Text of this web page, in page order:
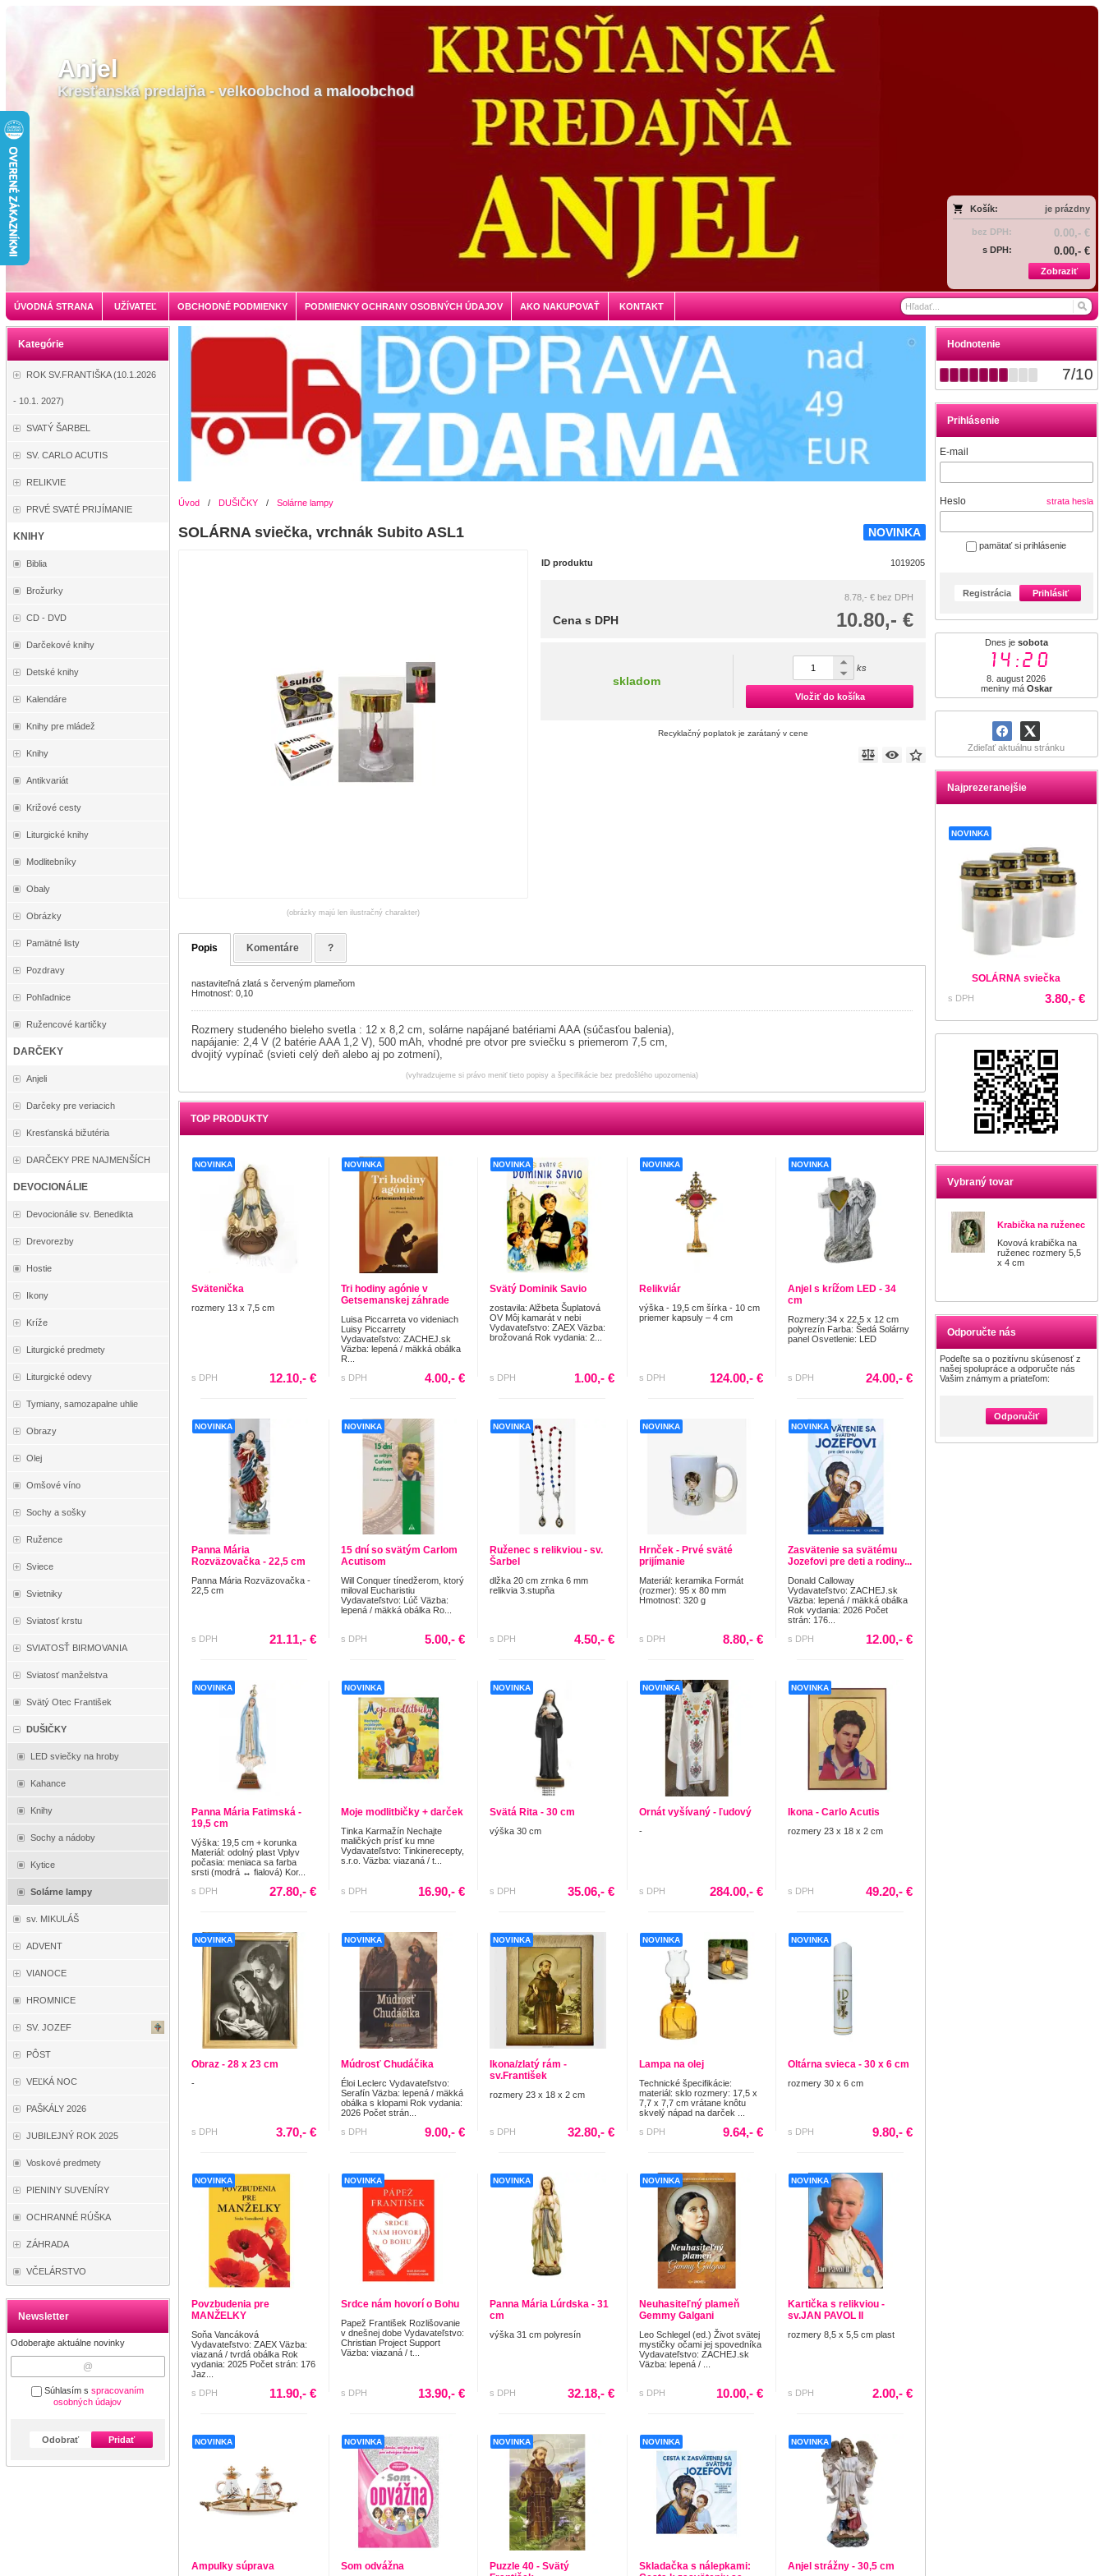
Košík: je prázdny
bez DPH: 0.00,- €
s DPH: 0.00,- €
Zobraziť
Anjel
Kresťanská predajňa - velkoobchod a maloobchod
ÚVODNÁ STRANA UŽÍVATEĽ OBCHODNÉ PODMIENKY PODMIENKY OCHRANY OSOBNÝCH ÚDAJOV AKO NAKUPOVAŤ KONTAKT
Kategórie
ROK SV.FRANTIŠKA (10.1.2026
- 10.1. 2027)
SVATÝ ŠARBEL
SV. CARLO ACUTIS
RELIKVIE
PRVÉ SVATÉ PRIJÍMANIE
KNIHY
Biblia
Brožurky
CD - DVD
Darčekové knihy
Detské knihy
Kalendáre
Knihy pre mládež
Knihy
Antikvariát
Križové cesty
Liturgické knihy
Modlitebníky
Obaly
Obrázky
Pamätné listy
Pozdravy
Pohľadnice
Ružencové kartičky
DARČEKY
Anjeli
Darčeky pre veriacich
Kresťanská bižutéria
DARČEKY PRE NAJMENŠÍCH
DEVOCIONÁLIE
Devocionálie sv. Benedikta
Drevorezby
Hostie
Ikony
Kríže
Liturgické predmety
Liturgické odevy
Tymiany, samozapalne uhlie
Obrazy
Olej
Omšové víno
Sochy a sošky
Ružence
Sviece
Svietniky
Sviatosť krstu
SVIATOSŤ BIRMOVANIA
Sviatosť manželstva
Svätý Otec František
DUŠIČKY
LED sviečky na hroby
Kahance
Knihy
Sochy a nádoby
Kytice
Solárne lampy
sv. MIKULÁŠ
ADVENT
VIANOCE
HROMNICE
SV. JOZEF
PÔST
VEĽKÁ NOC
PAŠKÁLY 2026
JUBILEJNÝ ROK 2025
Voskové predmety
PIENINY SUVENÍRY
OCHRANNÉ RÚŠKA
ZÁHRADA
VČELÁRSTVO
Newsletter
Odoberajte aktuálne novinky
Súhlasím sspracovaním
osobných údajov
Odobrať Pridať
Hodnotenie
7/10
Prihlásenie
E-mail
Heslo strata hesla
pamätať si prihlásenie
Registrácia Prihlásiť
Dnes je sobota
14:20
8. august 2026
meniny má Oskar
Zdieľať aktuálnu stránku
Najprezeranejšie
NOVINKA
SOLÁRNA sviečka
s DPH 3.80,- €
Vybraný tovar
Krabička na ruženec
Kovová krabička na
ruženec rozmery 5,5
x 4 cm
Odporučte nás
Podeľte sa o pozitívnu skúsenosť z
našej spolupráce a odporučte nás
Vašim známym a priateľom:
Odporučiť
Úvod / DUŠIČKY / Solárne lampy
NOVINKA
SOLÁRNA sviečka, vrchnák Subito ASL1
(obrázky majú len ilustračný charakter)
ID produktu 1019205
8.78,- € bez DPH
10.80,- €
Cena s DPH
skladom
ks
Vložiť do košíka
Recyklačný poplatok je zarátaný v cene
Popis Komentáre ?
nastaviteľná zlatá s červeným plameňom
Hmotnosť: 0,10
Rozmerystudeného bieleho svetla : 12 x 8,2 cm,solárne napájané batériami AAA (súčasťou balenia),
napájanie: 2,4 V (2 batérie AAA 1,2 V), 500 mAh,vhodné pre otvor pre sviečku s priemerom 7,5 cm,
dvojitý vypínač (svieti celý deň alebo aj po zotmení),
(vyhradzujeme si právo meniť tieto popisy a špecifikácie bez predošlého upozornenia)
TOP PRODUKTY
NOVINKA
Svätenička
rozmery 13 x 7,5 cm
s DPH 12.10,- €
NOVINKA
Tri hodiny agónie v
Getsemanskej záhrade
Luisa Piccarreta vo videniach
Luisy Piccarrety
Vydavateľstvo: ZACHEJ.sk
Väzba: lepená / mäkká obálka
R...
s DPH
4.00,- €
NOVINKA
Svätý Dominik Savio
zostavila: Alžbeta Šuplatová
OV Môj kamarát v nebi
Vydavateľstvo: ZAEX Väzba:
brožovaná Rok vydania: 2...
s DPH 1.00,- €
NOVINKA
Relikviár
výška - 19,5 cm šírka - 10 cm
priemer kapsuly – 4 cm
s DPH 124.00,- €
NOVINKA
Anjel s krížom LED - 34
cm
Rozmery:34 x 22,5 x 12 cm
polyrezín Farba: Šedá Solárny
panel Osvetlenie: LED
s DPH 24.00,- €
NOVINKA
Panna Mária
Rozväzovačka - 22,5 cm
Panna Mária Rozväzovačka -
22,5 cm
s DPH 21.11,- €
NOVINKA
15 dní so svätým Carlom
Acutisom
Will Conquer tínedžerom, ktorý
miloval Eucharistiu
Vydavateľstvo: Lúč Väzba:
lepená / mäkká obálka Ro...
s DPH 5.00,- €
NOVINKA
Ruženec s relikviou - sv.
Šarbel
dlžka 20 cm zrnka 6 mm
relikvia 3.stupňa
s DPH 4.50,- €
NOVINKA
Hrnček - Prvé sväté
prijímanie
Materiál: keramika Formát
(rozmer): 95 x 80 mm
Hmotnosť: 320 g
s DPH 8.80,- €
NOVINKA
Zasvätenie sa svätému
Jozefovi pre deti a rodiny...
Donald Calloway
Vydavateľstvo: ZACHEJ.sk
Väzba: lepená / mäkká obálka
Rok vydania: 2026 Počet
strán: 176...
s DPH
12.00,- €
NOVINKA
Panna Mária Fatimská -
19,5 cm
Výška: 19,5 cm + korunka
Materiál: odolný plast Vplyv
počasia: meniaca sa farba
srsti (modrá ↔ fialová) Kor...
s DPH
27.80,- €
NOVINKA
Moje modlitbičky + darček
Tinka Karmažín Nechajte
maličkých prísť ku mne
Vydavateľstvo: Tinkinerecepty,
s.r.o. Väzba: viazaná / t...
s DPH 16.90,- €
NOVINKA
Svätá Rita - 30 cm
výška 30 cm
s DPH 35.06,- €
NOVINKA
Ornát vyšívaný - ľudový
-
s DPH 284.00,- €
NOVINKA
Ikona - Carlo Acutis
rozmery 23 x 18 x 2 cm
s DPH 49.20,- €
NOVINKA
Obraz - 28 x 23 cm
-
s DPH 3.70,- €
NOVINKA
Múdrosť Chudáčika
Éloi Leclerc Vydavateľstvo:
Serafín Väzba: lepená / mäkká
obálka s klopami Rok vydania:
2026 Počet strán...
s DPH
9.00,- €
NOVINKA
Ikona/zlatý rám -
sv.František
rozmery 23 x 18 x 2 cm
s DPH 32.80,- €
NOVINKA
Lampa na olej
Technické špecifikácie:
materiál: sklo rozmery: 17,5 x
7,7 x 7,7 cm vrátane knôtu
skvelý nápad na darček ...
s DPH
9.64,- €
NOVINKA
Oltárna svieca - 30 x 6 cm
rozmery 30 x 6 cm
s DPH 9.80,- €
NOVINKA
Povzbudenia pre
MANŽELKY
Soňa Vancáková
Vydavateľstvo: ZAEX Väzba:
viazaná / tvrdá obálka Rok
vydania: 2025 Počet strán: 176
Jaz...
s DPH
11.90,- €
NOVINKA
Srdce nám hovorí o Bohu
Papež František Rozlišovanie
v dnešnej dobe Vydavateľstvo:
Christian Project Support
Väzba: viazaná / t...
s DPH 13.90,- €
NOVINKA
Panna Mária Lúrdska - 31
cm
výška 31 cm polyresín
s DPH 32.18,- €
NOVINKA
Neuhasiteľný plameň
Gemmy Galgani
Leo Schlegel (ed.) Život svätej
mystičky očami jej spovedníka
Vydavateľstvo: ZACHEJ.sk
Väzba: lepená / ...
s DPH 10.00,- €
NOVINKA
Kartička s relikviou -
sv.JAN PAVOL II
rozmery 8,5 x 5,5 cm plast
s DPH 2.00,- €
NOVINKA
Ampulky súprava
NOVINKA
Som odvážna
NOVINKA
Puzzle 40 - Svätý
NOVINKA
Skladačka s nálepkami:
NOVINKA
Anjel strážny - 30,5 cm